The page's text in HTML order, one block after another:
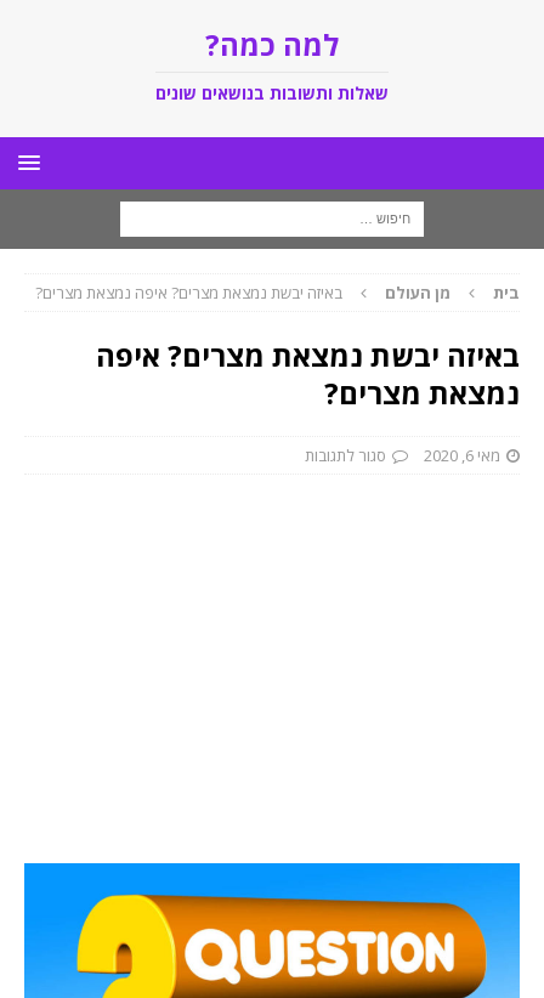
למה כמה?
שאלות ותשובות בנושאים שונים
בית מן העולם באיזה יבשת נמצאת מצרים? איפה נמצאת מצרים?
באיזה יבשת נמצאת מצרים? איפה
נמצאת מצרים?
מאי 6, 2020 סגור לתגובות